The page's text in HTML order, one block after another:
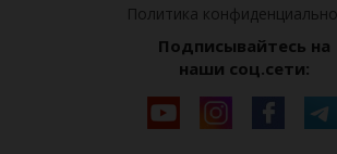
Политика
Подписывайтесь на
наши соц.сети: